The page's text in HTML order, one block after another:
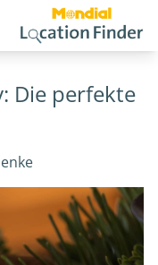
Die perfekte